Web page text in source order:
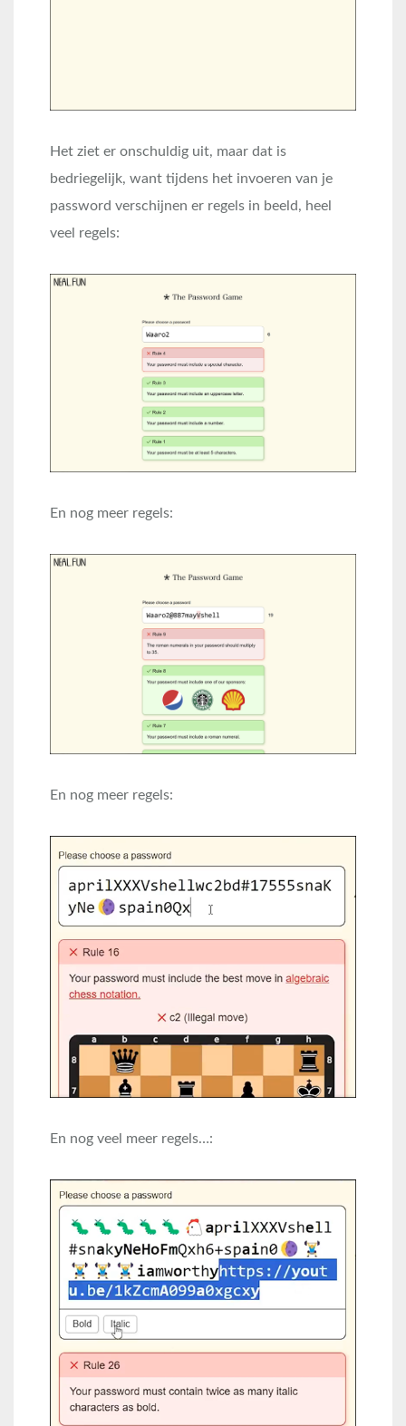
Het ziet er onschuldig uit, maar dat is
bedriegelijk, want tijdens het invoeren van je
password verschijnen er regels in beeld, heel
veel regels:
En nog meer regels:
En nog meer regels:
En nog veel meer regels…: